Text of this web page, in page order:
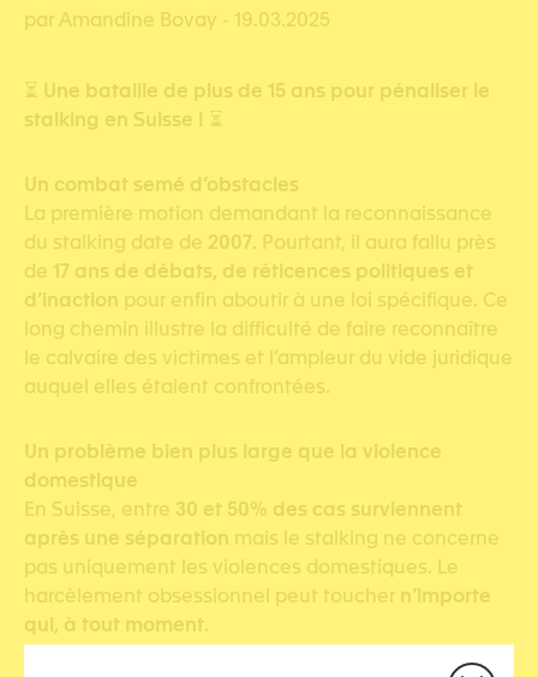
par Amandine Bovay - 19.03.2025
⏳ Une bataille de plus de 15 ans pour pénaliser le
stalking en Suisse ! ⏳
Un combat semé d’obstacles
La première motion demandant la reconnaissance
du stalking date de 2007. Pourtant, il aura fallu près
de 17 ans de débats, de réticences politiques et
d’inaction pour enfin aboutir à une loi spécifique. Ce
long chemin illustre la difficulté de faire reconnaître
le calvaire des victimes et l’ampleur du vide juridique
auquel elles étaient confrontées.
Un problème bien plus large que la violence
domestique
En Suisse, entre 30 et 50% des cas surviennent
après une séparation mais le stalking ne concerne
pas uniquement les violences domestiques. Le
harcèlement obsessionnel peut toucher n’importe
qui, à tout moment.